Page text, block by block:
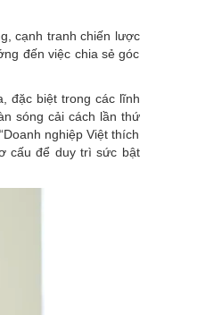
cạnh tranh chiến lược
đến việc chia sẻ góc
đặc biệt trong các lĩnh
sóng cải cách lần thứ
nghiệp Việt thích
cấu để duy trì sức bật